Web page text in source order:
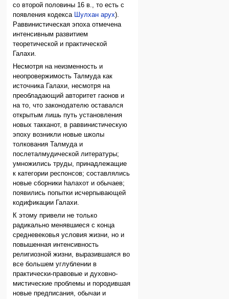
со второй половины 16 в., то есть с
появления кодекса
Шулхан арух).
Раввинистическая эпоха отмечена
интенсивным развитием
теоретической и практической
Галахи.
Несмотря на неизменность и
неопровержимость Талмуда как
источника Галахи, несмотря на
преобладающий авторитет гаонов и
на то, что законодателю оставался
открытым лишь путь установления
новых такканот, в раввинистическую
эпоху возникли новые школы
толкования Талмуда и
послеталмудической литературы;
умножились труды, принадлежащие
к категории респонсов; составлялись
новые сборники hалахот и обычаев;
появились попытки исчерпывающей
кодификации Галахи.
К этому привели не только
радикально менявшиеся с конца
средневековья условия жизни, но и
повышенная интенсивность
религиозной жизни, выразившаяся во
все большем углублении в
практически-правовые и духовно-
мистические проблемы и породившая
новые предписания, обычаи и